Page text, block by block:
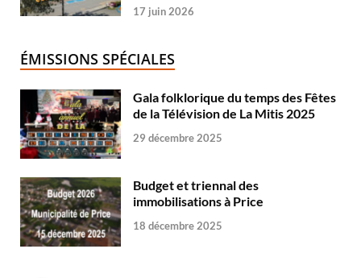
17 juin 2026
ÉMISSIONS SPÉCIALES
Gala folklorique du temps des Fêtes
de la Télévision de La Mitis 2025
29 décembre 2025
Budget et triennal des
immobilisations à Price
18 décembre 2025